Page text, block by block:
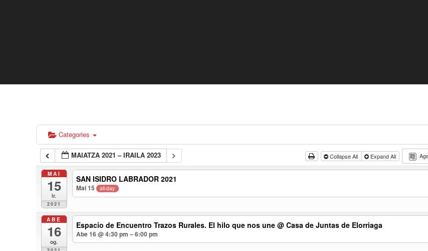
Categories
MAIATZA 2021 – IRAILA 2023 Collapse All Expand All
MAI
15
lr.
2021
SAN ISIDRO LABRADOR 2021
Mai 15 all-day
ABE
16
og.
Espacio de Encuentro Trazos Rurales. El hilo que nos une@ Casa de Juntas de Elorriaga
Abe 16 @ 4:30 pm – 6:00 pm